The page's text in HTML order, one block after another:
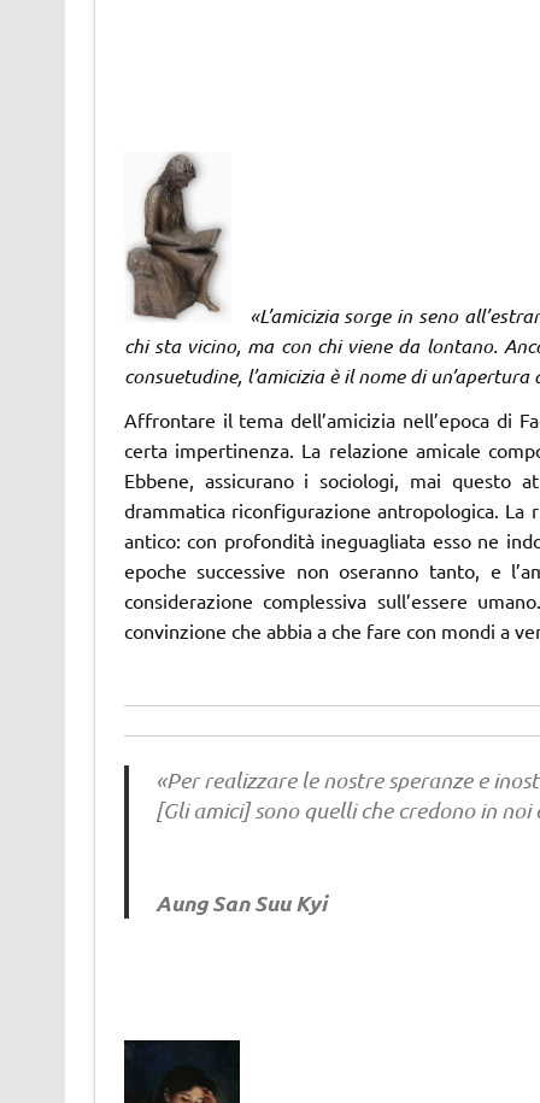
«L’amicizia sorge in seno
chi sta vicino, ma con chi viene da lontano.
consuetudine, l’amicizia è il nome di un’apertura
Affrontare il tema dell’amicizia nell’epoca di
certa impertinenza. La relazione amicale
Ebbene, assicurano i sociologi, mai
drammatica riconfigurazione antropologica. La
antico: con profondità ineguagliata esso ne
epoche successive non oseranno tanto, e
considerazione complessiva sull’essere
convinzione che abbia a che fare con mondi a
«Per realizzare le nostre speranze e
[Gli amici] sono quelli che credono in
Aung San Suu Kyi